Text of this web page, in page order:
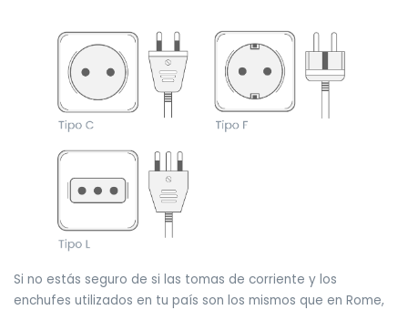
Si no estás seguro de si las tomas de corriente y los
enchufes utilizados en tu país son los mismos que en Rome,